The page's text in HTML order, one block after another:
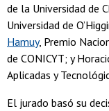
de la Universidad de
Universidad de
Hamuy, Premio
de CONICYT; y
Aplicadas y
El jurado basó su